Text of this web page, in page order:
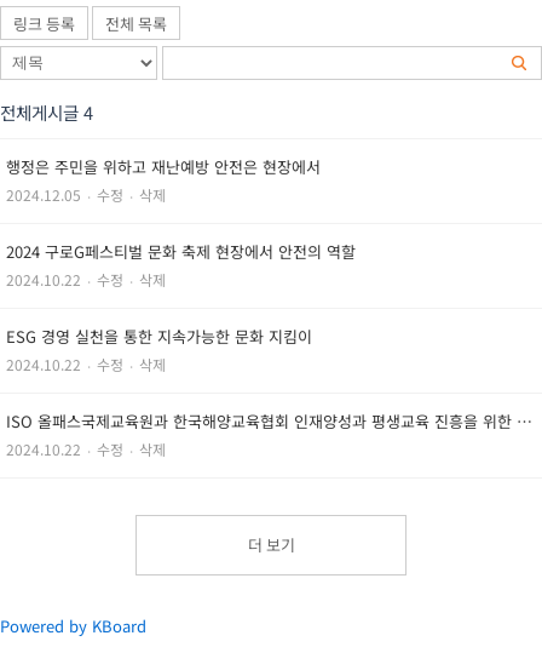
링크 등록 전체 목록
전체게시글 4
행정은 주민을 위하고 재난예방 안전은 현장에서
2024.12.05 ‧ 수정 ‧ 삭제
2024 구로G페스티벌 문화 축제 현장에서 안전의 역할
2024.10.22 ‧ 수정 ‧ 삭제
ESG 경영 실천을 통한 지속가능한 문화 지킴이
2024.10.22 ‧ 수정 ‧ 삭제
ISO 올패스국제교육원과 한국해양교육협회 인재양성과 평생교육 진흥을 위한 전략적 업무 협약식 체결
2024.10.22 ‧ 수정 ‧ 삭제
더 보기
Powered by KBoard